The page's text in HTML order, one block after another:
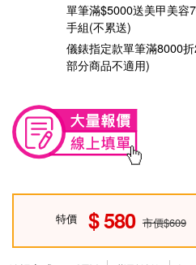
單筆滿$5000送美甲美容
手組(不累送)
儀錶指定款單筆滿8000
部分商品不適用)
特價 580 市價$609